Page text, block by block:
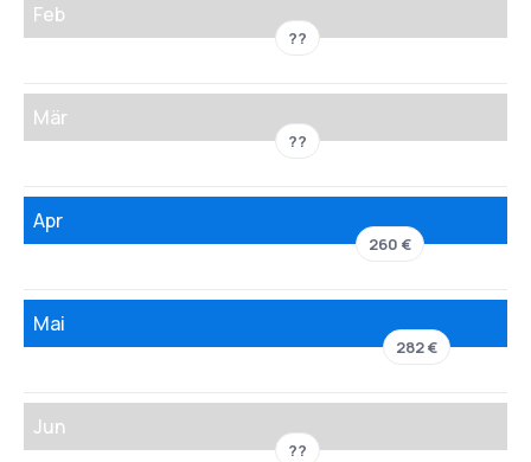
Feb
??
Mär
??
Apr
260 €
Mai
282 €
Jun
??